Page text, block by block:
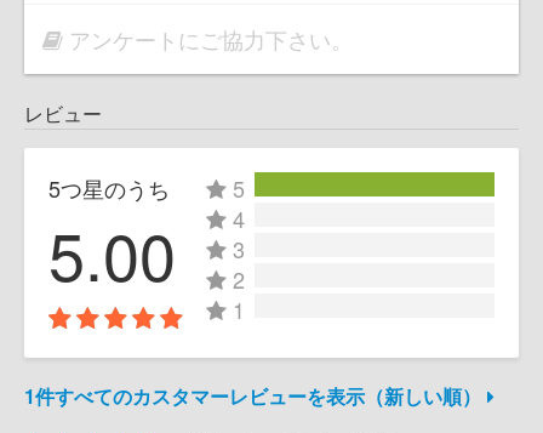
アンケートにご協力下さい。
レビュー
5つ星のうち
5.00
5
4
3
2
1
1件すべてのカスタマーレビューを表示（新しい順）